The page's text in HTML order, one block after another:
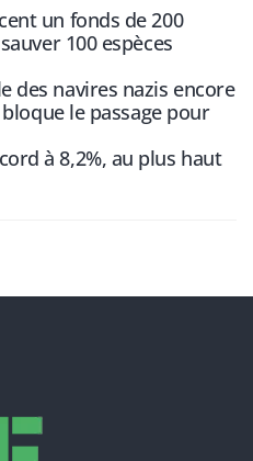
un fonds de 200
100 espèces
des navires nazis encore
le passage pour
à 8,2%, au plus haut